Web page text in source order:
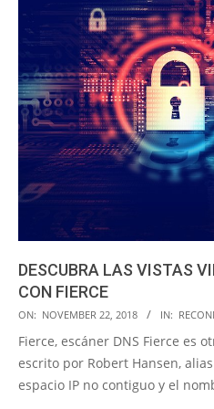
DESCUBRA LAS VISTAS
CON FIERCE
2018-
11-
22
ON: NOVEMBER 22, 2018 IN:
Fierce, escáner DNS Fierce es
escrito por Robert Hansen,
espacio IP no contiguo y el